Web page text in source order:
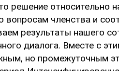
решение относительно
вопросам членства и
результаты нашего
диалога. Вместе с
но промежуточным